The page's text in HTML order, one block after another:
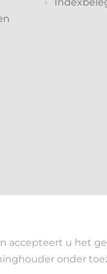
accepteert u het
onder